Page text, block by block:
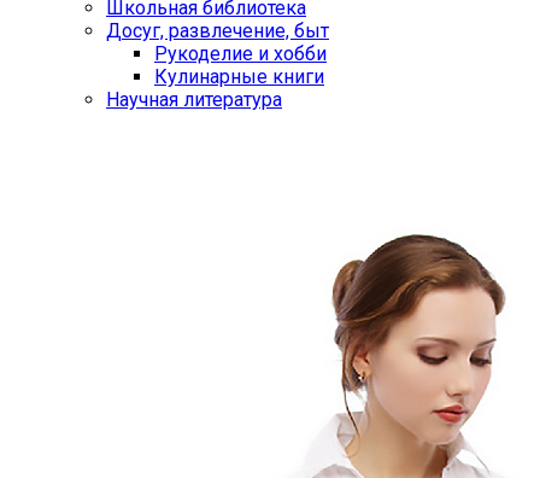
Школьная библиотека
Досуг, развлечение, быт
Рукоделие и хобби
Кулинарные книги
Научная литература